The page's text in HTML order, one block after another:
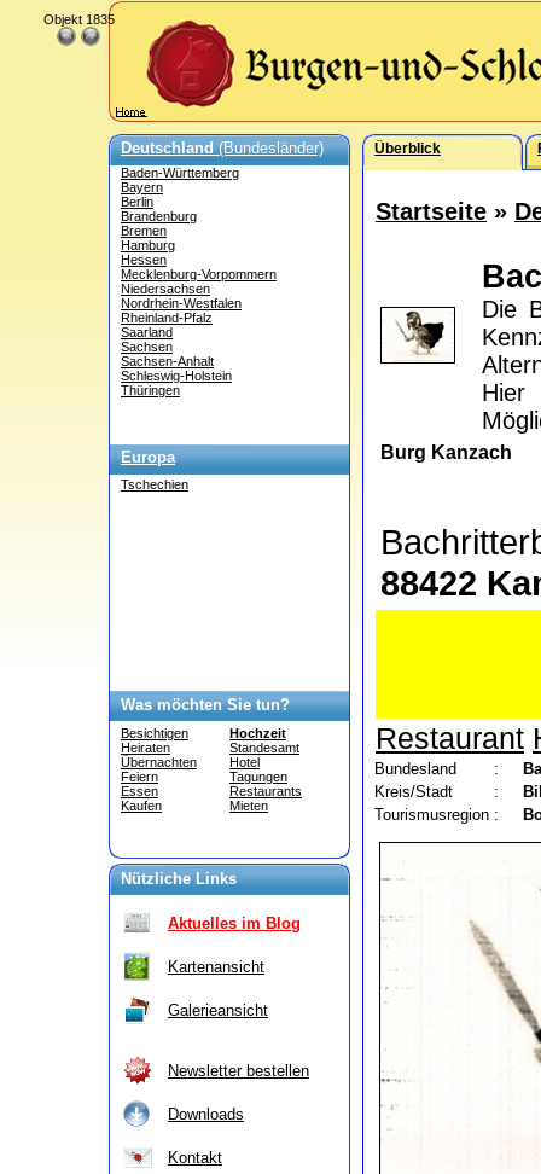
Deutschland(Bundesländer)
Baden-Württemberg
Bayern
Berlin
Brandenburg
Bremen
Hamburg
Hessen
Mecklenburg-Vorpommern
Niedersachsen
Nordrhein-Westfalen
Rheinland-Pfalz
Saarland
Sachsen
Sachsen-Anhalt
Schleswig-Holstein
Thüringen
Europa
Tschechien
Was möchten Sie tun?
Besichtigen
Heiraten
Übernachten
Feiern
Essen
Kaufen
Hochzeit
Standesamt
Hotel
Tagungen
Restaurants
Mieten
Nützliche Links
Aktuelles im Blog
Kartenansicht
Galerieansicht
Newsletter bestellen
Downloads
Kontakt
Überblick
Startseite »
Die
Burg Kanzach
88422
Restaurant
Bundesland :
Kreis/Stadt
:
Tourismusregion :
Objekt 1835